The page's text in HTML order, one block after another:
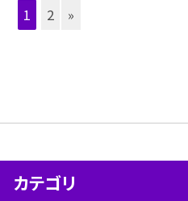
1 2 »
カテゴリ